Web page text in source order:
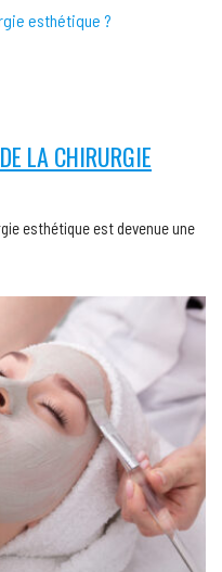
LA CHIRURGIE
esthétique est devenue une